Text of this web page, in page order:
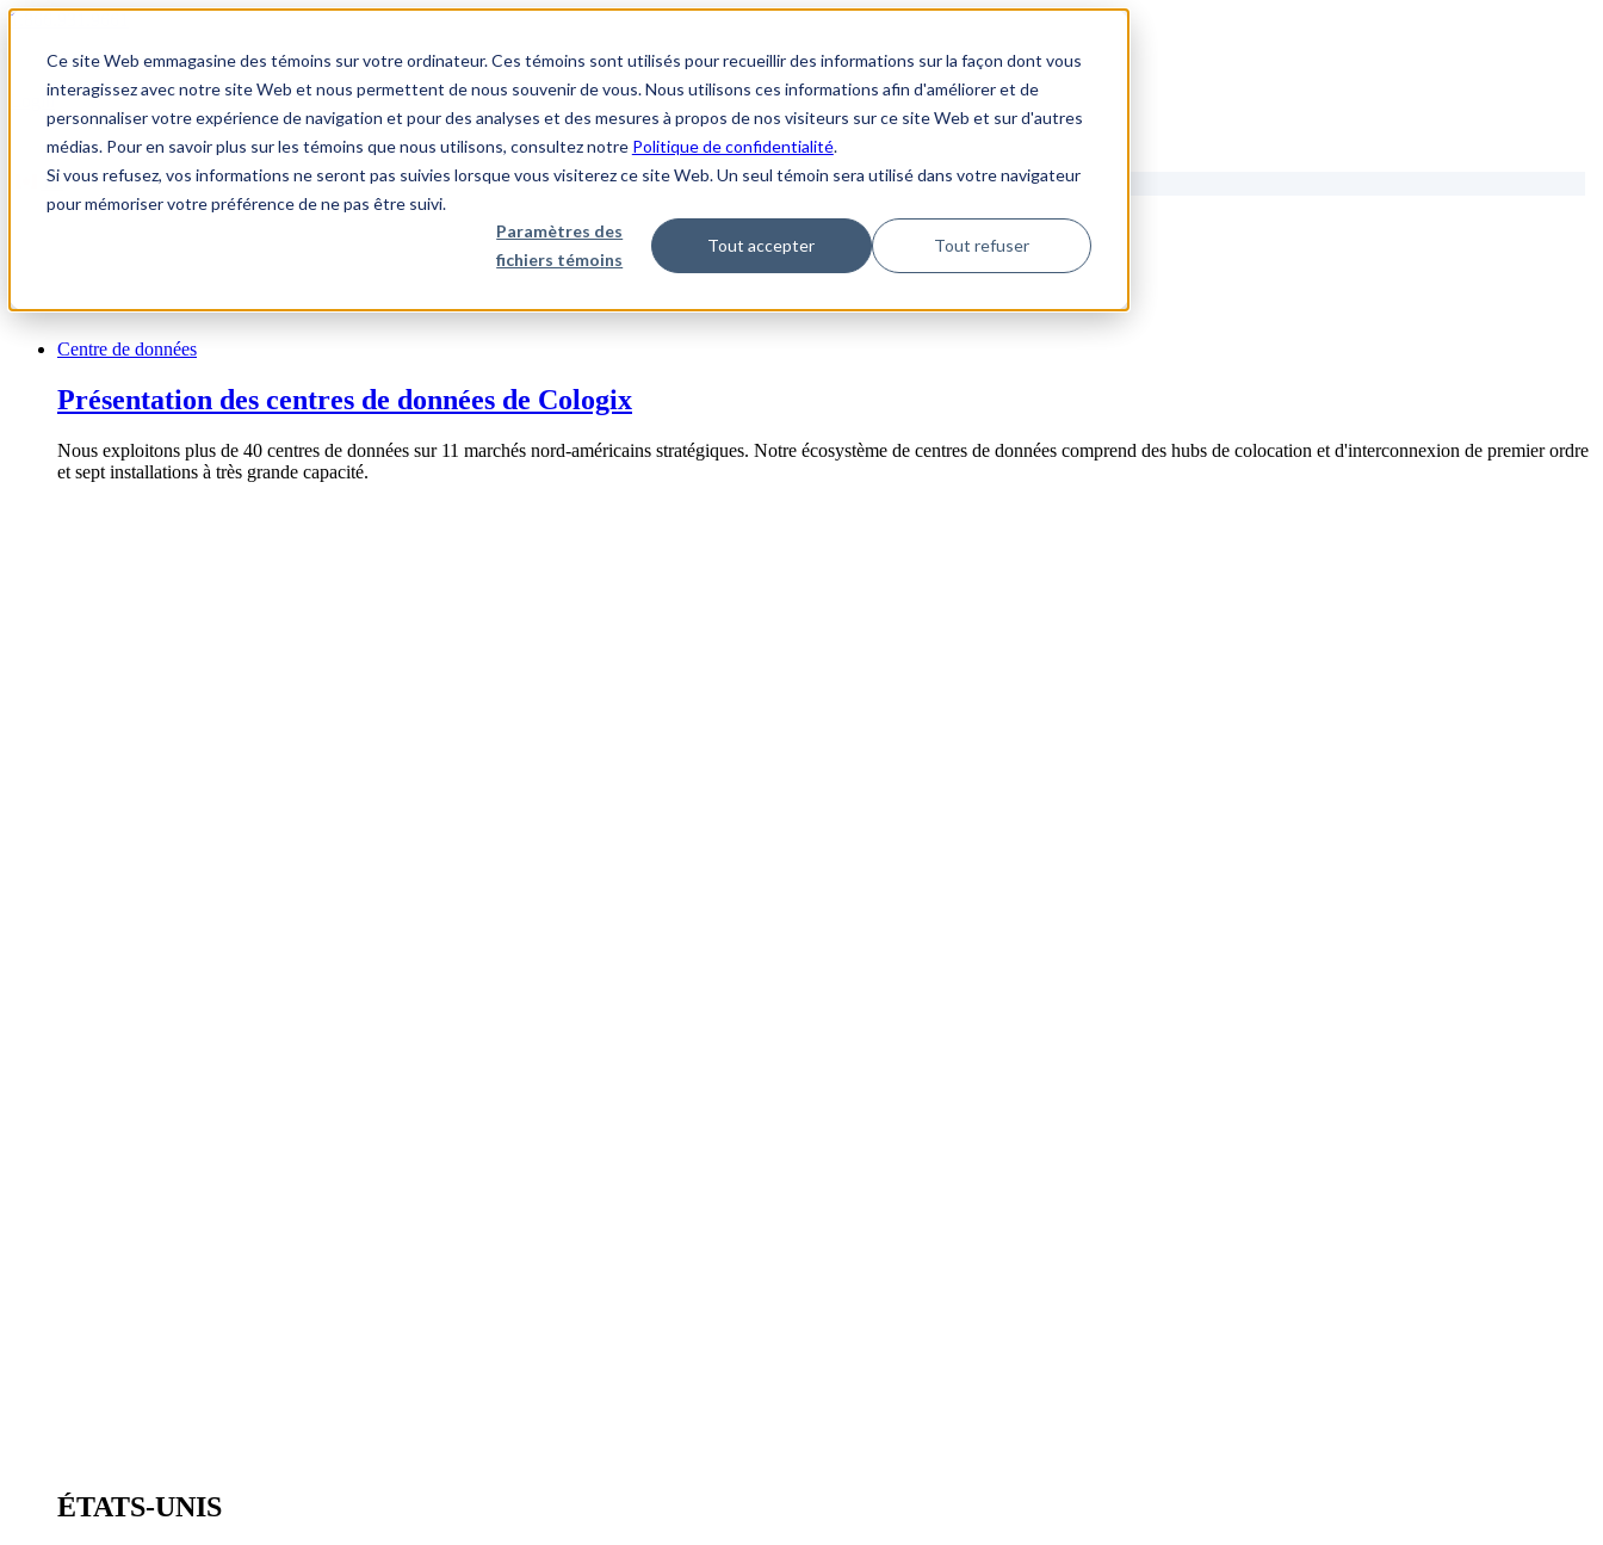
Ce site Web emmagasine des témoins sur votre ordinateur. Ces témoins sont utilisés pour recueillir des informations sur la façon dont vous
interagissez avec notre site Web et nous permettent de nous souvenir de vous. Nous utilisons ces informations afin d'améliorer et de
personnaliser votre expérience de navigation et pour des analyses et des mesures à propos de nos visiteurs sur ce site Web et sur d'autres
médias. Pour en savoir plus sur les témoins que nous utilisons, consultez notre Politique de confidentialité.
Si vous refusez, vos informations ne seront pas suivies lorsque vous visiterez ce site Web. Un seul témoin sera utilisé dans votre navigateur
pour mémoriser votre préférence de ne pas être suivi.
Paramètres des
fichiers témoins
Tout accepter Tout refuser
1.866.931.9661
Login
FR
Centre de données
Présentation des centres de données de Cologix
Nous exploitons plus de 40 centres de données sur 11 marchés nord-américains stratégiques. Notre écosystème de centres de données comprend des hubs de colocation et d'interconnexion de premier ordre
et sept installations à très grande capacité.
ÉTATS-UNIS